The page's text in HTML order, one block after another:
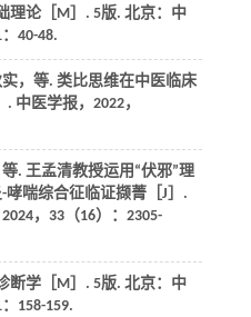
理论［M］. 5版. 北京：中
：40-48.
， 等. 类比思维在中医临床
. 中医学报， 2022，
等. 王孟清教授运用“伏邪”理
喘综合征临证撷菁［J］.
2024， 33（16）：2305-
断学［M］. 5版. 北京：中
：158-159.